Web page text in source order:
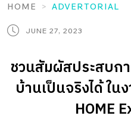
HOME ADVERTORIAL
JUNE 27, 2023
ชวนสัมผัสประสบก
บ้านเป็นจริงได้ ใน
HOME